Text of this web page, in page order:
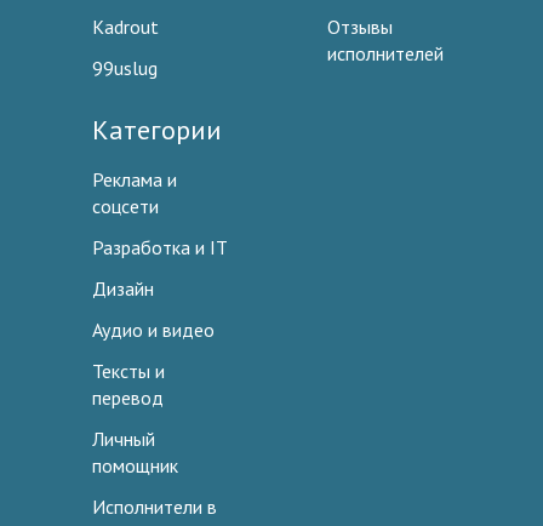
Kadrout
99uslug
Отзывы
исполнителей
Категории
Реклама и
соцсети
Разработка и IT
Дизайн
Аудио и видео
Тексты и
перевод
Личный
помощник
Исполнители в